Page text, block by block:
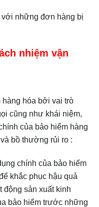
những đơn hàng bị
nhiệm vận
hóa bởi vai trò
cũng như khái niệm,
của bảo hiểm hàng
bồ thường rủi ro :
chính của bảo hiểm
khắc phục hậu quả
động sản xuất kinh
bảo hiểm trước những